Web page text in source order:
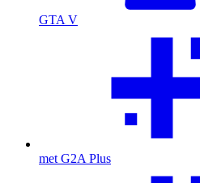
GTA V
met G2A Plus